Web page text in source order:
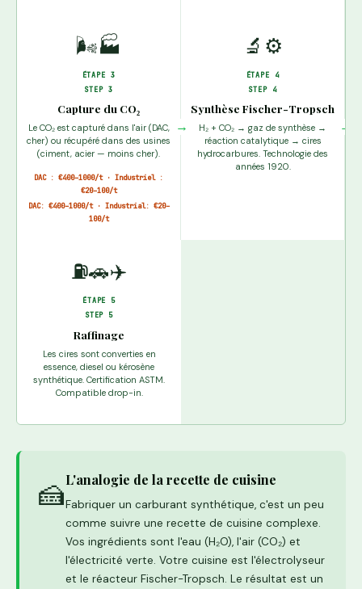
→
🌬️🏭
ÉTAPE 3
STEP 3
Capture du CO₂
Le CO₂ est capturé dans l'air (DAC,
cher) ou récupéré dans des usines
(ciment, acier — moins cher).
DAC : €400–1000/t · Industriel :
€20–100/t
DAC: €400–1000/t · Industrial: €20–
100/t
→
🔬⚙️
ÉTAPE 4
STEP 4
Synthèse Fischer-Tropsch
H₂ + CO₂ → gaz de synthèse →
réaction catalytique → cires
hydrocarbures. Technologie des
années 1920.
⛽🚗✈️
ÉTAPE 5
STEP 5
Raffinage
Les cires sont converties en
essence, diesel ou kérosène
synthétique. Certification ASTM.
Compatible drop-in.
🍰L'analogie de la recette de cuisine
Fabriquer un carburant synthétique, c'est un peu
comme suivre une recette de cuisine complexe.
Vos ingrédients sont l'eau (H₂O), l'air (CO₂) et
l'électricité verte. Votre cuisine est l'électrolyseur
et le réacteur Fischer-Tropsch. Le résultat est un